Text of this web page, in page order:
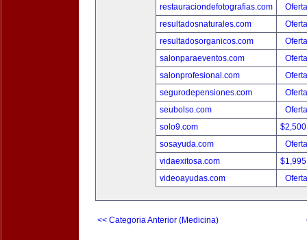
restauraciondefotografias.com
resultadosnaturales.com
resultadosorganicos.com
salonparaeventos.com
salonprofesional.com
segurodepensiones.com
seubolso.com
solo9.com
sosayuda.com
vidaexitosa.com
videoayudas.com
<< Categoria Anterior (Medicina)